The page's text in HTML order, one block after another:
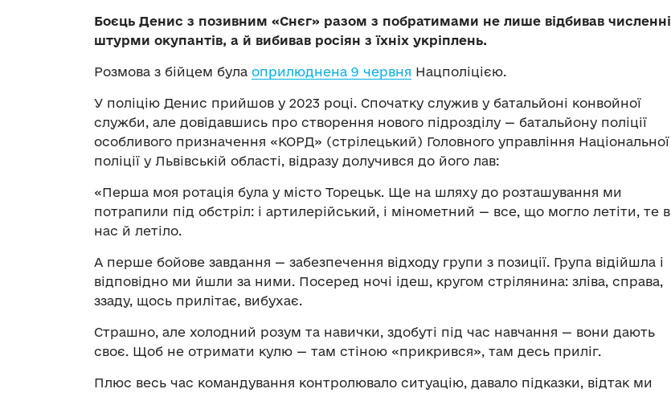
Боєць Денис з позивним «Снєг» разом з побратимами не лише відбивав численні
штурми окупантів, а й вибивав росіян з їхніх укріплень.
Розмова з бійцем була оприлюднена 9 червня Нацполіцією.
У поліцію Денис прийшов у 2023 році. Спочатку служив у батальйоні конвойної
служби, але довідавшись про створення нового підрозділу — батальйону поліції
особливого призначення «КОРД» (стрілецький) Головного управління Національної
поліції у Львівській області, відразу долучився до його лав:
«Перша моя ротація була у місто Торецьк. Ще на шляху до розташування ми
потрапили під обстріл: і артилерійський, і мінометний — все, що могло летіти, те в
нас й летіло.
А перше бойове завдання — забезпечення відходу групи з позиції. Група відійшла і
відповідно ми йшли за ними. Посеред ночі ідеш, кругом стрілянина: зліва, справа,
ззаду, щось прилітає, вибухає.
Страшно, але холодний розум та навички, здобуті під час навчання — вони дають
своє. Щоб не отримати кулю — там стіною «прикрився», там десь приліг.
Плюс весь час командування контролювало ситуацію, давало підказки, відтак ми